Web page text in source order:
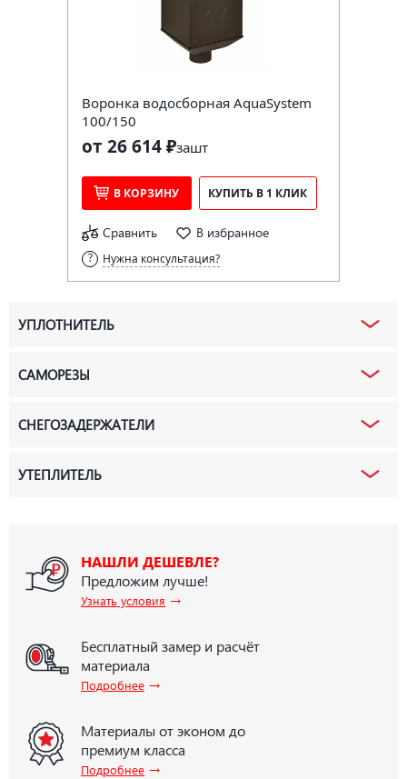
Воронка водосборная AquaSystem
100/150
от 26 614 ₽зашт
В КОРЗИНУ КУПИТЬ В 1 КЛИК
Сравнить В избранное
Нужна консультация?
УПЛОТНИТЕЛЬ
САМОРЕЗЫ
СНЕГОЗАДЕРЖАТЕЛИ
УТЕПЛИТЕЛЬ
НАШЛИ ДЕШЕВЛЕ?
Предложим лучше!
Узнать условия →
Бесплатный замер и расчёт
материала
Подробнее →
Материалы от эконом до
премиум класса
Подробнее →